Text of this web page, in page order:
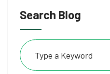
al
panel
Search Blog